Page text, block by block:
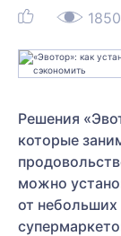
1850
Решения
которые
можно
от небольших